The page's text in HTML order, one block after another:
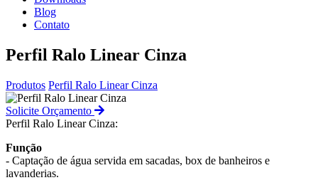
Blog
Contato
Perfil Ralo Linear Cinza
Produtos Perfil Ralo Linear Cinza
Solicite Orçamento
Perfil Ralo Linear Cinza:
Função
- Captação de água servida em sacadas, box de banheiros e
lavanderias.